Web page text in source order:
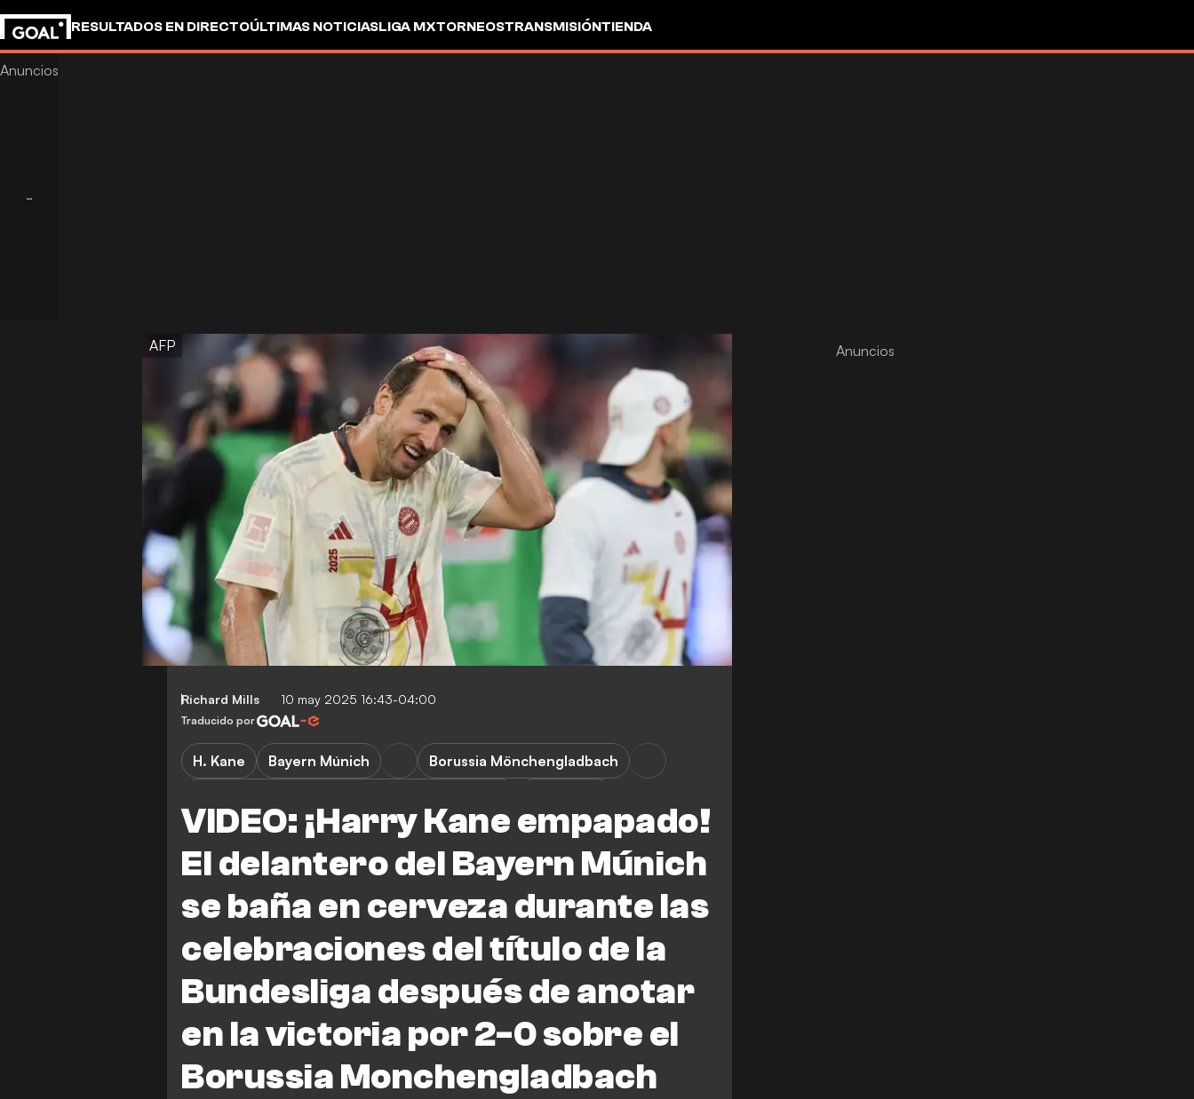
RESULTADOS EN DIRECTOÚLTIMAS NOTICIASLIGA MXTORNEOSTRANSMISIÓNTIENDA
AFP
Richard Mills 10 may 2025 16:43-04:00
Traducido por
VIDEO: ¡Harry Kane empapado!
El delantero del Bayern Múnich
se baña en cerveza durante las
celebraciones del título de la
Bundesliga después de anotar
en la victoria por 2-0 sobre el
Borussia Monchengladbach
H. Kane Bayern Múnich
Borussia Mönchengladbach